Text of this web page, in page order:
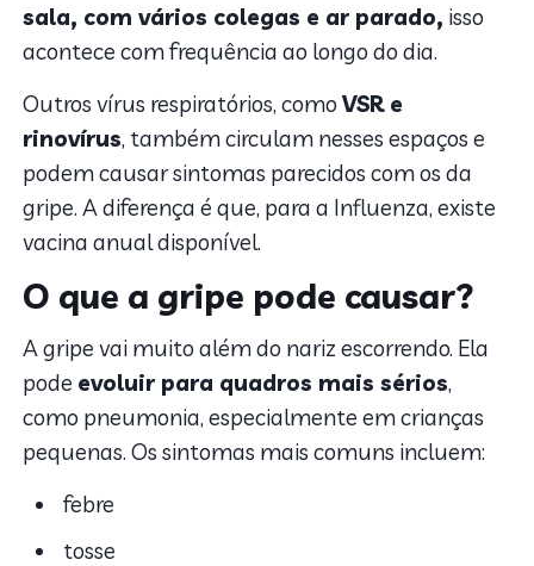
sala, com vários colegas e ar parado, isso
acontece com frequência ao longo do dia.
Outros vírus respiratórios, comoVSR e
rinovírus, também circulam nesses espaços e
podem causar sintomas parecidos com os da
gripe. A diferença é que, para a Influenza, existe
vacina anual disponível.
O que a gripe pode causar?
A gripe vai muito além do nariz escorrendo. Ela
pode evoluir para quadros mais sérios,
como pneumonia, especialmente em crianças
pequenas. Os sintomas mais comuns incluem:
febre
tosse